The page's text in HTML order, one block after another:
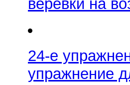
веревки на
24-е
упражнение